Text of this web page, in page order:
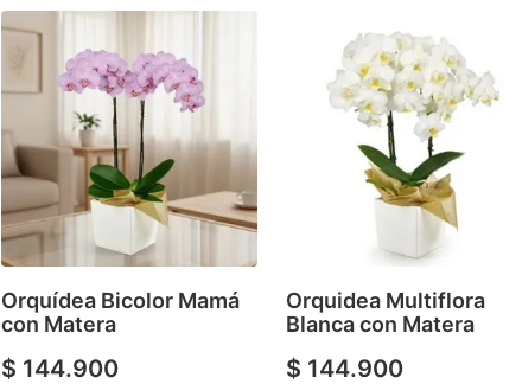
Orquídea Bicolor Mamá
con Matera
$ 144.900
Orquidea Multiflora
Blanca con Matera
$ 144.900